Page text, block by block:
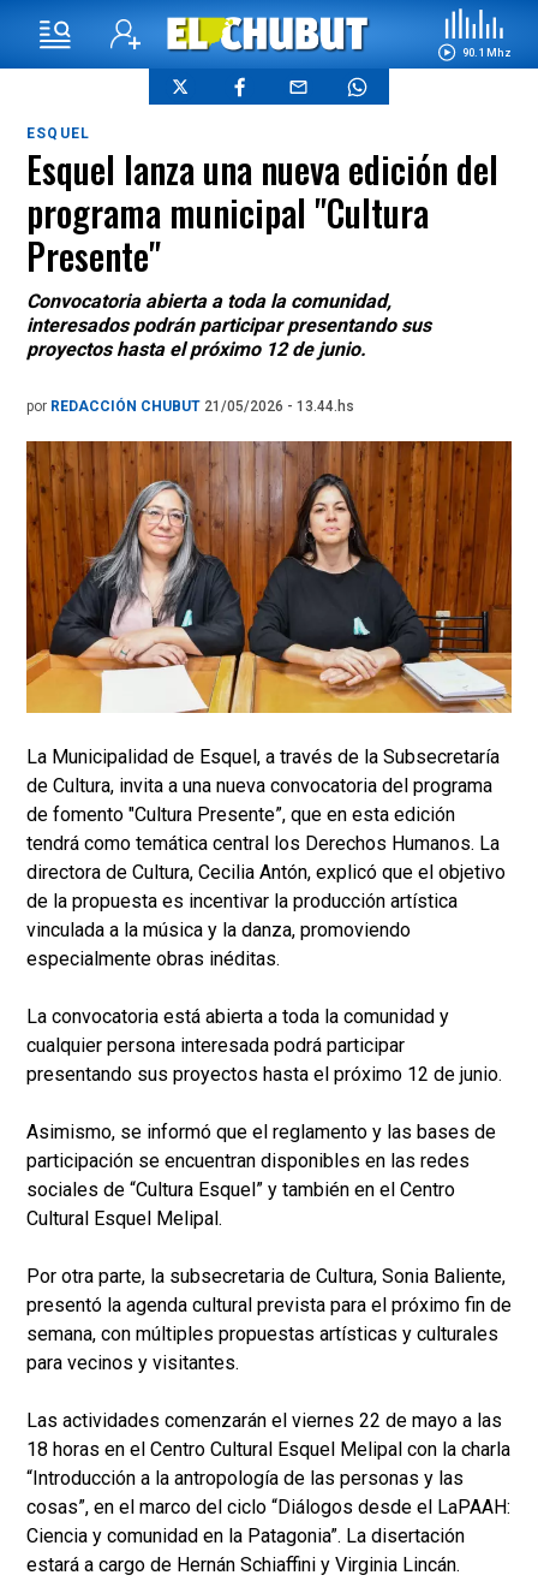
90.1 Mhz
ESQUEL
Esquel lanza una nueva edición del
programa municipal "Cultura
Presente"
Convocatoria abierta a toda la comunidad,
interesados podrán participar presentando sus
proyectos hasta el próximo 12 de junio.
por REDACCIÓN CHUBUT 21/05/2026 - 13.44.hs
La Municipalidad de Esquel, a través de la Subsecretaría
de Cultura, invita a una nueva convocatoria del programa
de fomento "Cultura Presente”, que en esta edición
tendrá como temática central los Derechos Humanos. La
directora de Cultura, Cecilia Antón, explicó que el objetivo
de la propuesta es incentivar la producción artística
vinculada a la música y la danza, promoviendo
especialmente obras inéditas.
La convocatoria está abierta a toda la comunidad y
cualquier persona interesada podrá participar
presentando sus proyectos hasta el próximo 12 de junio.
Asimismo, se informó que el reglamento y las bases de
participación se encuentran disponibles en las redes
sociales de “Cultura Esquel” y también en el Centro
Cultural Esquel Melipal.
Por otra parte, la subsecretaria de Cultura, Sonia Baliente,
presentó la agenda cultural prevista para el próximo fin de
semana, con múltiples propuestas artísticas y culturales
para vecinos y visitantes.
Las actividades comenzarán el viernes 22 de mayo a las
18 horas en el Centro Cultural Esquel Melipal con la charla
“Introducción a la antropología de las personas y las
cosas”, en el marco del ciclo “Diálogos desde el LaPAAH:
Ciencia y comunidad en la Patagonia”. La disertación
estará a cargo de Hernán Schiaffini y Virginia Lincán.